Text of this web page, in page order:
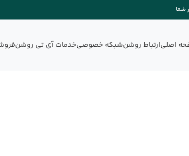
شما
اصلیارتباط روشنشبکه خصوصیخدمات آی تی روشن